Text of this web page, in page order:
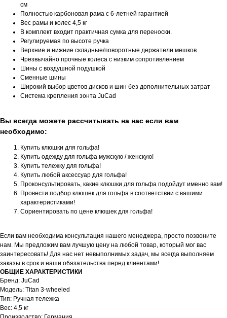
см
Полностью карбоновая рама с 6-летней гарантией
Вес рамы и колес 4,5 кг
В комплект входит практичная сумка для переноски.
Регулируемая по высоте ручка
Верхние и нижние складные/поворотные держатели мешков
Чрезвычайно прочные колеса с низким сопротивлением
Шины с воздушной подушкой
Сменные шины
Широкий выбор цветов дисков и шин без дополнительных затрат
Система крепления зонта JuCad
Вы всегда можете рассчитывать на нас если вам
необходимо:
Купить клюшки для гольфа!
Купить одежду для гольфа мужскую / женскую!
Купить тележку для гольфа!
Купить любой аксессуар для гольфа!
Проконсультировать, какие клюшки для гольфа подойдут именно вам!
Провести подбор клюшек для гольфа в соответствии с вашими
характеристиками!
Сориентировать по цене клюшек для гольфа!
Если вам необходима консультация нашего менеджера, просто позвоните
нам. Мы предложим вам лучшую цену на любой товар, который мог вас
заинтересовать! Для нас нет невыполнимых задач, мы всегда выполняем
заказы в срок и наши обязательства перед клиентами!
ОБЩИЕ ХАРАКТЕРИСТИКИ
Бренд: JuCad
Модель: Titan 3-wheeled
Тип: Ручная тележка
Вес: 4,5 кг